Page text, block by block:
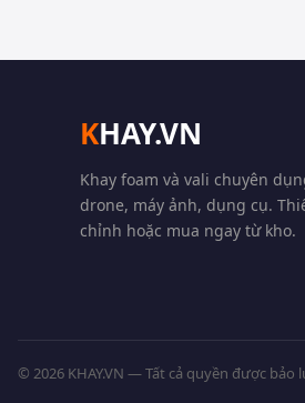
KHAY.VN
Khay foam và vali chuyên
drone, máy ảnh, dụng cụ.
chỉnh hoặc mua ngay từ kho.
© 2026 KHAY.VN — Tất cả quyền được bảo